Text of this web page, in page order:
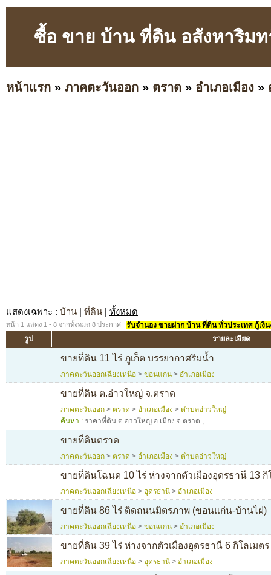
ซื้อ ขาย บ้าน ที่ดิน อสังหาริมท
หน้าแรก » ภาคตะวันออก » ตราด » อำเภอเมือง »
แสดงเฉพาะ : บ้าน | ที่ดิน | ทั้งหมด
หน้า 1 แสดง 1 - 8 จากทั้งหมด 8 ประกาศ รับจำนอง ขายฝาก บ้าน ที่ดิน ทั่วประเทศ กู้เงิ
รูป รายละเอียด
ขายที่ดิน 11 ไร่ ภูเก็ต บรรยากาศริมน้ำ
ภาคตะวันออกเฉียงเหนือ > ขอนแก่น > อำเภอเมือง
ขายที่ดิน ต.อ่าวใหญ่ จ.ตราด
ภาคตะวันออก > ตราด > อำเภอเมือง > ตำบลอ่าวใหญ่
ค้นหา : ราคาที่ดิน ต.อ่าวใหญ่ อ.เมือง จ.ตราด ,
ขายที่ดินตราด
ภาคตะวันออก > ตราด > อำเภอเมือง > ตำบลอ่าวใหญ่
ขายที่ดินโฉนด 10 ไร่ ห่างจากตัวเมืองอุดรธานี 13 กิ
ภาคตะวันออกเฉียงเหนือ > อุดรธานี > อำเภอเมือง
ขายที่ดิน 86 ไร่ ติดถนนมิตรภาพ (ขอนแก่น-บ้านไผ่)
ภาคตะวันออกเฉียงเหนือ > ขอนแก่น > อำเภอเมือง
ขายที่ดิน 39 ไร่ ห่างจากตัวเมืองอุดรธานี 6 กิโลเม
ภาคตะวันออกเฉียงเหนือ > อุดรธานี > อำเภอเมือง